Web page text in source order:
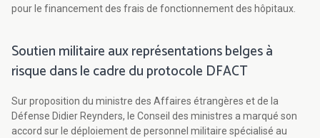
pour le financement des frais de fonctionnement des hôpitaux.
Soutien militaire aux représentations belges à
risque dans le cadre du protocole DFACT
Sur proposition du ministre des Affaires étrangères et de la
Défense Didier Reynders, le Conseil des ministres a marqué son
accord sur le déploiement de personnel militaire spécialisé au